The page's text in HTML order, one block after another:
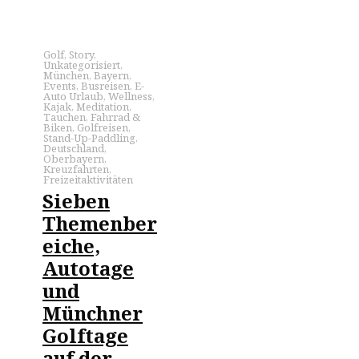
Golf, Story,
Unkategorisiert,
München, Bayern,
Events, Busreisen, E-
Auto Urlaub, Wellness,
Kajak, Meditation,
Tauchen, Fahrrad &
Biken, Golfreisen,
Stand-Up-Paddling,
Deutschland,
Oberbayern,
Kreuzfahrten,
Freizeitaktivitäten
Sieben
Themenber
eiche,
Autotage
und
Münchner
Golftage